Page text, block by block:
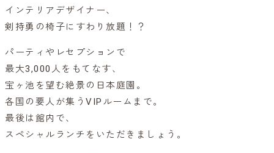
インテリアデザイナー、
剣持勇の椅子にすわり放題！？
パーティやレセプションで
最大3,000人をもてなす、
宝ヶ池を望む絶景の日本庭園。
各国の要人が集うVIPルームまで。
最後は館内で、
スペシャルランチをいただきましょう。